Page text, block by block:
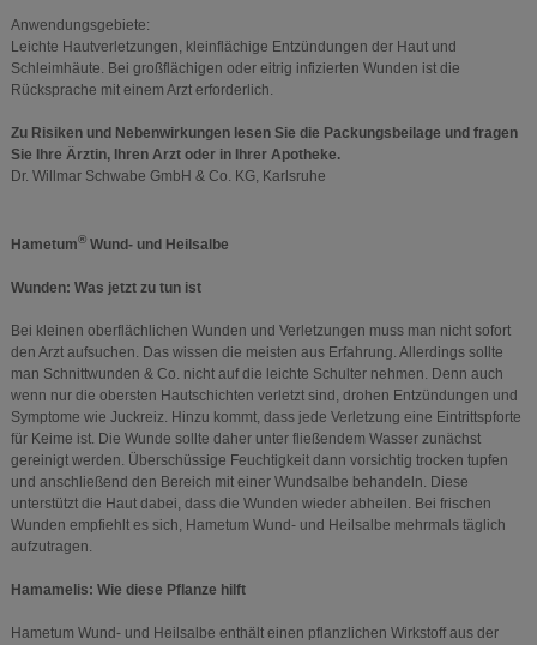
Anwendungsgebiete:
Leichte Hautverletzungen, kleinflächige Entzündungen der Haut und
Schleimhäute. Bei großflächigen oder eitrig infizierten Wunden ist die
Rücksprache mit einem Arzt erforderlich.
Zu Risiken und Nebenwirkungen lesen Sie die Packungsbeilage und fragen
Sie Ihre Ärztin, Ihren Arzt oder in Ihrer Apotheke.
Dr. Willmar Schwabe GmbH & Co. KG, Karlsruhe
Hametum®Wund- und Heilsalbe
Wunden: Was jetzt zu tun ist
Bei kleinen oberflächlichen Wunden und Verletzungen muss man nicht sofort
den Arzt aufsuchen. Das wissen die meisten aus Erfahrung. Allerdings sollte
man Schnittwunden & Co. nicht auf die leichte Schulter nehmen. Denn auch
wenn nur die obersten Hautschichten verletzt sind, drohen Entzündungen und
Symptome wie Juckreiz. Hinzu kommt, dass jede Verletzung eine Eintrittspforte
für Keime ist. Die Wunde sollte daher unter fließendem Wasser zunächst
gereinigt werden. Überschüssige Feuchtigkeit dann vorsichtig trocken tupfen
und anschließend den Bereich mit einer Wundsalbe behandeln. Diese
unterstützt die Haut dabei, dass die Wunden wieder abheilen. Bei frischen
Wunden empfiehlt es sich, Hametum Wund- und Heilsalbe mehrmals täglich
aufzutragen.
Hamamelis: Wie diese Pflanze hilft
Hametum Wund- und Heilsalbe enthält einen pflanzlichen Wirkstoff aus der